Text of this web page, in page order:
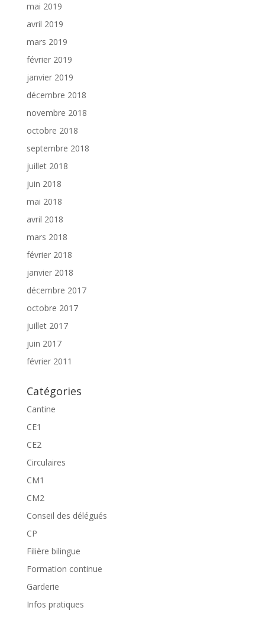
mai 2019
avril 2019
mars 2019
février 2019
janvier 2019
décembre 2018
novembre 2018
octobre 2018
septembre 2018
juillet 2018
juin 2018
mai 2018
avril 2018
mars 2018
février 2018
janvier 2018
décembre 2017
octobre 2017
juillet 2017
juin 2017
février 2011
Catégories
Cantine
CE1
CE2
Circulaires
CM1
CM2
Conseil des délégués
CP
Filière bilingue
Formation continue
Garderie
Infos pratiques